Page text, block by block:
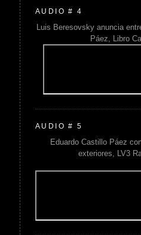
AUDIO # 4
Luis Beresovsky anuncia
Páez, Libro
AUDIO # 5
Eduardo Castillo Páez
exteriores, LV3